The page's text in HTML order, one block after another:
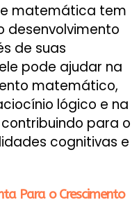
matemática tem
desenvolvimento
de suas
pode ajudar na
matemático,
lógico e na
para o
cognitivas e
Para o Crescimento